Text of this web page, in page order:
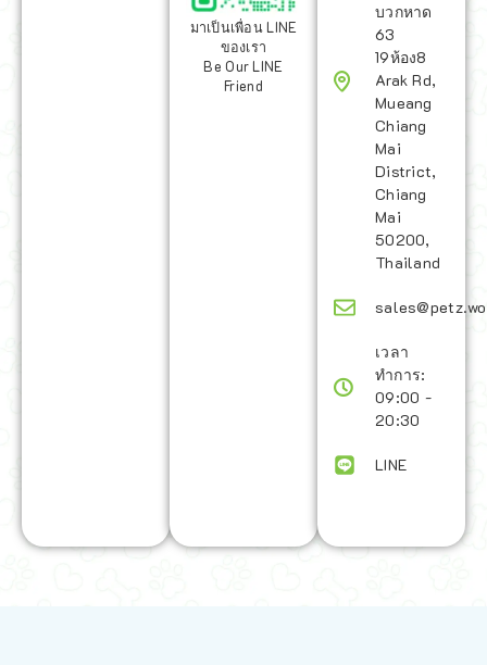
มาเป็นเพื่อน LINE
ของเรา
Be Our LINE
Friend
บวกหาด
63
19ห้อง8
Arak Rd,
Mueang
Chiang
Mai
District,
Chiang
Mai
50200,
Thailand
เวลา
ทำการ:
09:00 -
20:30
LINE